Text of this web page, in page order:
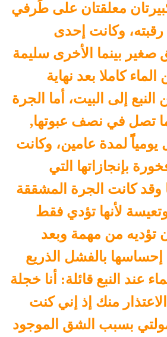
معلقتان على طَرفي
وكانت إحدى
صغير بينما الأخرى سليمة
كاملا بعد نهاية
إلى البيت، أما الجرة
ما تصل في نصف عبوتها,
يومياًًً لمدة عامين، وكانت
بإنجازاتها التي
كانت الجرة المشققة
لأنها تؤدي فقط
من مهمة وبعد
بالفشل الذريع
عند النبع قائلة: أنا خجلة
منك إذ إني كنت
بسبب الشق الموجود